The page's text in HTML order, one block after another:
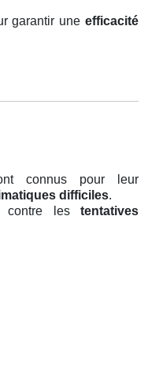
garantir uneefficacité
connus pour leur
difficiles.
contre les tentatives